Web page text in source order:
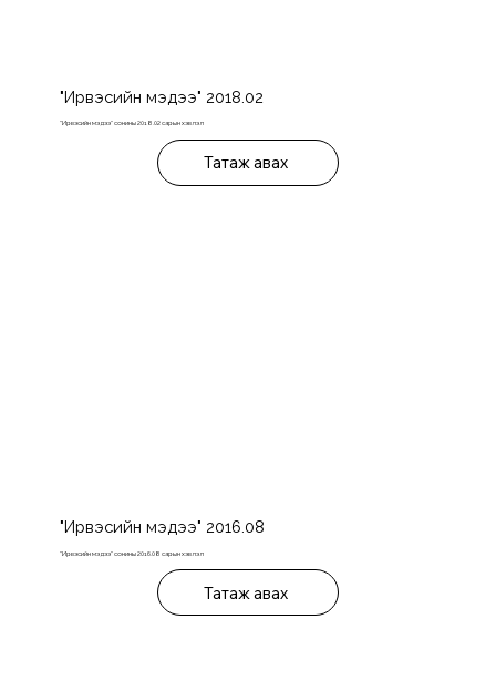
"Ирвэсийн мэдээ" 2018.02
"Ирвэсийн мэдээ" сонины 2018.02 сарын хэвлэл
Татаж авах
"Ирвэсийн мэдээ" 2016.08
"Ирвэсийн мэдээ" сонины 2016.08 сарын хэвлэл
Татаж авах